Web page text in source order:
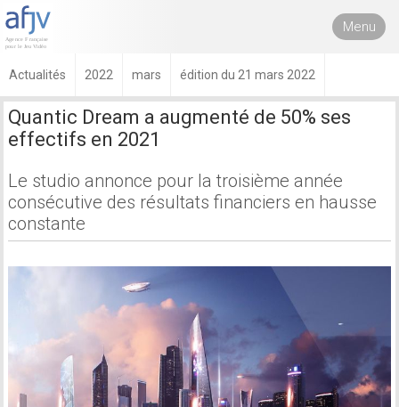
Menu
Actualités 2022 mars édition du 21 mars 2022
Quantic Dream a augmenté de 50% ses
effectifs en 2021
Le studio annonce pour la troisième année
consécutive des résultats financiers en hausse
constante